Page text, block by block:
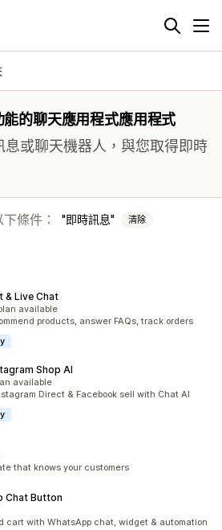
的聊天應用程式應用程式
或聊天機器人，與您取得即時
條件： 即時訊息 清除
& Live Chat
available
products, answer FAQs, track orders
Shop AI
available
Direct & Facebook sell with Chat AI
that knows your customers
Chat Button
cart with WhatsApp chat, widget & automation